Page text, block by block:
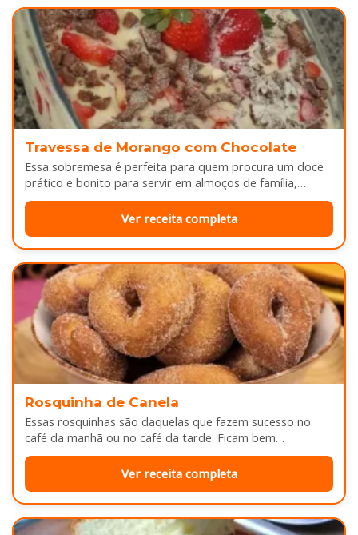
Travessa de Morango com Chocolate
Essa sobremesa é perfeita para quem procura um doce
prático e bonito para servir em almoços de família,
aniversários ou…
Ver receita completa
Rosquinha de Canela
Essas rosquinhas são daquelas que fazem sucesso no
café da manhã ou no café da tarde. Ficam bem
douradinhas por…
Ver receita completa